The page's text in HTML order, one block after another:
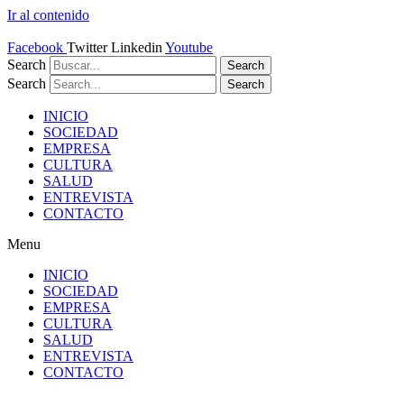
Ir al contenido
Facebook Twitter Linkedin Youtube
Search
Search
Search Search
INICIO
SOCIEDAD
EMPRESA
CULTURA
SALUD
ENTREVISTA
CONTACTO
Menu
INICIO
SOCIEDAD
EMPRESA
CULTURA
SALUD
ENTREVISTA
CONTACTO